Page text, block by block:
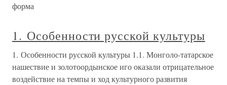
форма
1. Особенности русской культуры
1. Особенности русской культуры 1.1. Монголо-татарское
нашествие и золотоордынское иго оказали отрицательное
воздействие на темпы и ход культурного развития